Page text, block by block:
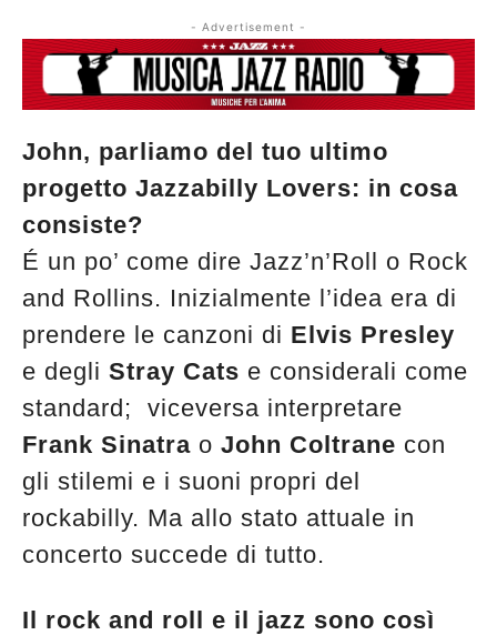
- Advertisement -
John, parliamo del tuo ultimo
progetto Jazzabilly Lovers: in cosa
consiste?
É un po’ come dire Jazz’n’Roll o Rock
and Rollins. Inizialmente l’idea era di
prendere le canzoni di Elvis Presley
e degli Stray Cats e considerali come
standard; viceversa interpretare
Frank Sinatra o John Coltrane con
gli stilemi e i suoni propri del
rockabilly. Ma allo stato attuale in
concerto succede di tutto.
Il rock and roll e il jazz sono così